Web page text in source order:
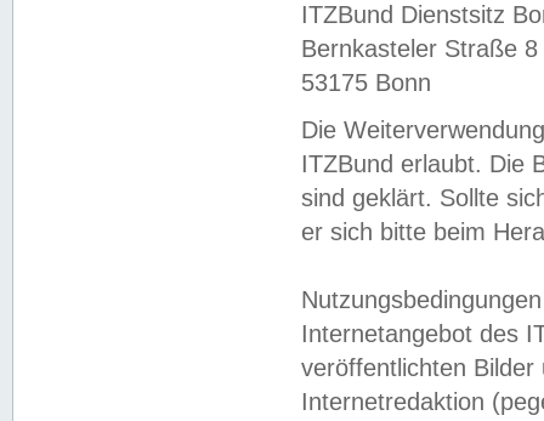
ITZBund Dienstsitz
Bernkasteler Straße 8
53175 Bonn
Die
ITZBund erlaubt. Die
sind geklärt. Sollte
er sich bitte beim
Internetangebot des
veröffentlichten
Internetredaktion